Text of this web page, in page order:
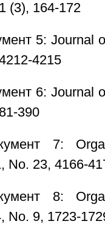
(3), 164-172
5: Journal
4215
6: Journal
390
7:
No. 23, 4166-
8:
No. 9, 1723-